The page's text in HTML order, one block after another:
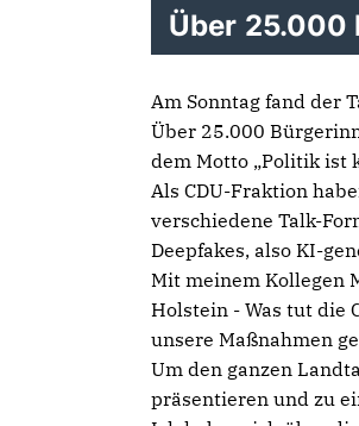
Über 25.000
Am Sonntag fand der
Über 25.000
dem Motto „Politik ist
Als CDU-Fraktion
verschiedene Talk-
Deepfakes, also KI-
Mit meinem Kollegen
Holstein - Was tut die
unsere Maßnahmen
Um den ganzen
präsentieren und zu